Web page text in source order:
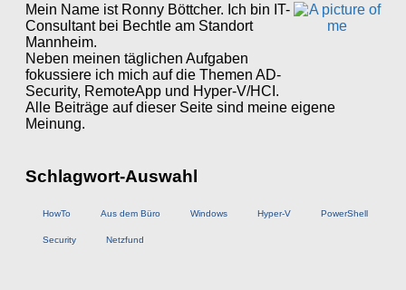
Mein Name ist Ronny Böttcher. Ich bin IT-
Consultant bei Bechtle am Standort
Mannheim.
Neben meinen täglichen Aufgaben
fokussiere ich mich auf die Themen AD-
Security, RemoteApp und Hyper-V/HCI.
Alle Beiträge auf dieser Seite sind meine eigene
Meinung.
Schlagwort-Auswahl
HowTo Aus dem Büro Windows Hyper-V PowerShell
Security Netzfund